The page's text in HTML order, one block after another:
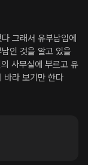
그래서 유부남임에
인 것을 알고 있을
사무실에 부르고 유
바라 보기만 한다